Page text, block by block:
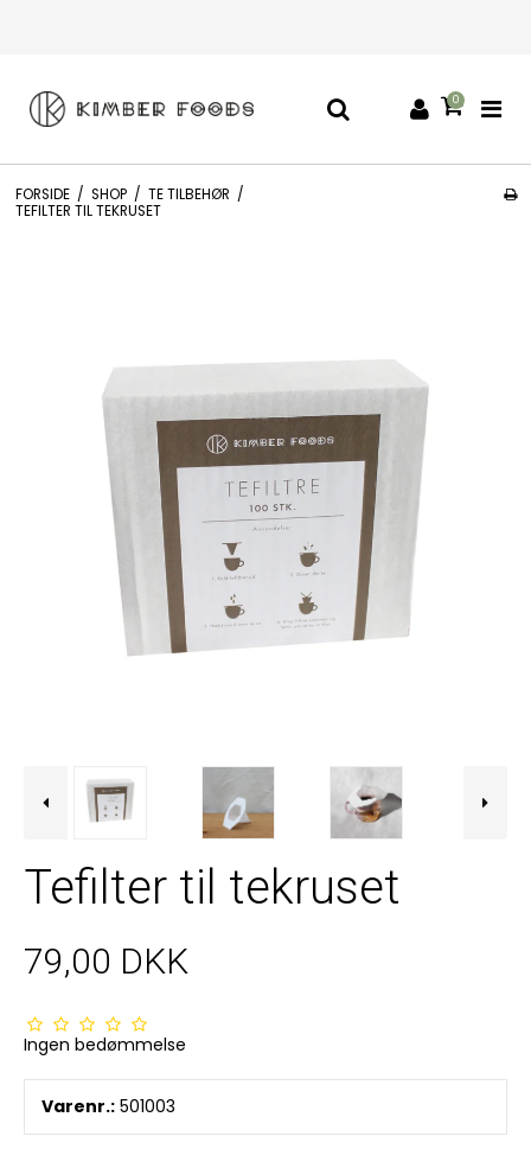
0
FORSIDE / SHOP / TE TILBEHØR /
TEFILTER TIL TEKRUSET
Tefilter til tekruset
79,00 DKK
Ingen bedømmelse
Varenr.: 501003